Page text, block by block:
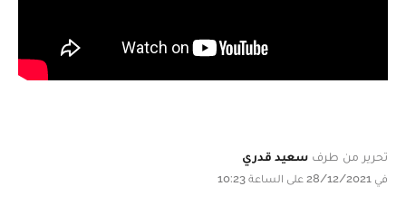
تحرير من طرف سعيد قدري
في 28/12/2021 على الساعة 10:23